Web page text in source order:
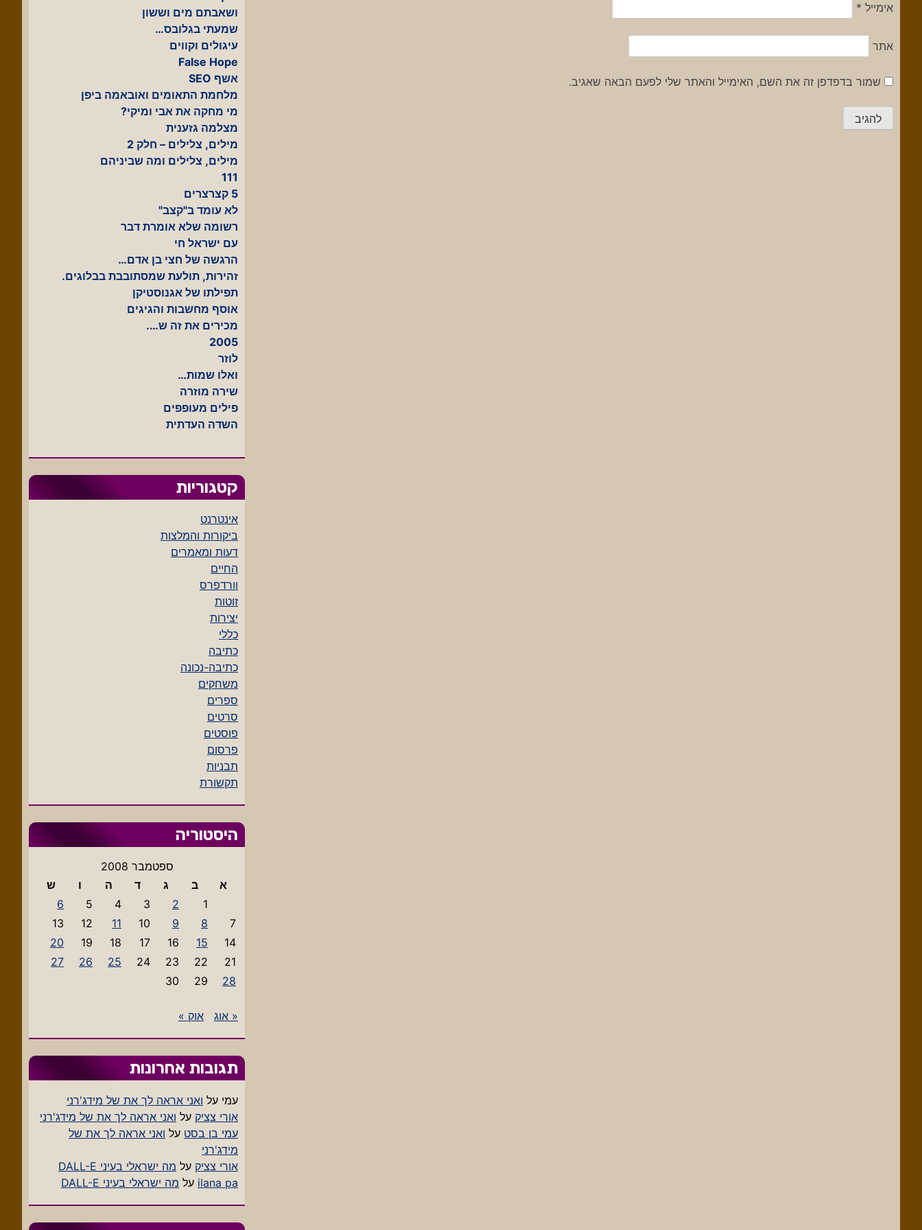
אימייל *
אתר
שמור בדפדפן זה את השם, האימייל והאתר שלי לפעם הבאה שאגיב.
ושאבתם מים וששון
שמעתי בגלובס…
עיגולים וקווים
False Hope
אשף SEO
מלחמת התאומים ואובאמה ביפן
מי מחקה את אבי ומיקי?
מצלמה גזענית
מילים, צלילים – חלק 2
מילים, צלילים ומה שביניהם
111
5 קצרצרים
לא עומד ב"קצב"
רשומה שלא אומרת דבר
עם ישראל חי
הרגשה של חצי בן אדם…
זהירות, תולעת שמסתובבת בבלוגים.
תפילתו של אגנוסטיקן
אוסף מחשבות והגיגים
מכירים את זה ש….
2005
לוזר
ואלו שמות…
שירה מוזרה
פילים מעופפים
השדה העדתית
קטגוריות
אינטרנט
ביקורות והמלצות
דעות ומאמרים
החיים
וורדפרס
זוטות
יצירות
כללי
כתיבה
כתיבה-נכונה
משחקים
ספרים
סרטים
פוסטים
פרסום
תבניות
תקשורת
היסטוריה
ספטמבר 2008
א
ב ג ד ה ו
ש
1
2
3
4
5
6
7
8
9
10
11
12
13
14
15
16
17
18
19
20
21
22
23
24
25
26
27
28
29
30
« אוג אוק »
תגובות אחרונות
עמי על ואני אראה לך את של מידג'רני
אורי צציק על ואני אראה לך את של מידג'רני
עמי בן בסט על ואני אראה לך את של
מידג'רני
אורי צציק על מה ישראלי בעיני DALL-E
ilana pa על מה ישראלי בעיני DALL-E